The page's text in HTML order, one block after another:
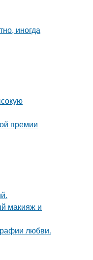
иногда
премии
макияж и
любви.